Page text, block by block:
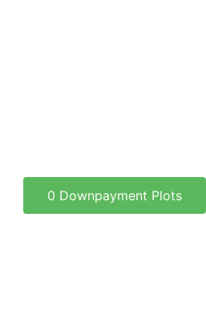
0 Downpayment Plots